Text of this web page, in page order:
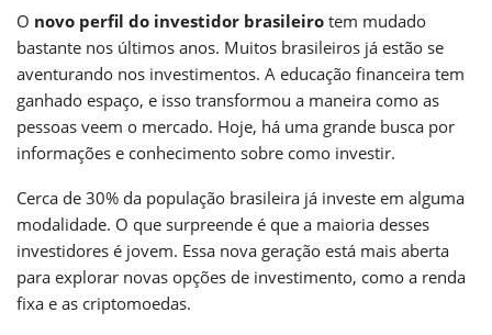
O novo perfil do investidor brasileiro tem mudado
bastante nos últimos anos. Muitos brasileiros já estão se
aventurando nos investimentos. A educação financeira tem
ganhado espaço, e isso transformou a maneira como as
pessoas veem o mercado. Hoje, há uma grande busca por
informações e conhecimento sobre como investir.
Cerca de 30% da população brasileira já investe em alguma
modalidade. O que surpreende é que a maioria desses
investidores é jovem. Essa nova geração está mais aberta
para explorar novas opções de investimento, como a renda
fixa e as criptomoedas.